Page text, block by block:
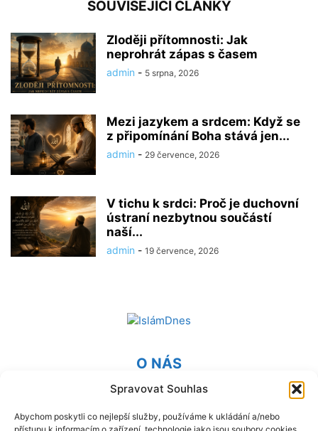
Spravovat Souhlas
Abychom poskytli co nejlepší služby, používáme k ukládání a/nebo
SOUVISEJÍCÍ ČLÁNKY
Zloději přítomnosti: Jak
neprohrát zápas s časem
admin - 5 srpna, 2026
Mezi jazykem a srdcem: Když se
z připomínání Boha stává jen...
admin - 29 července, 2026
V tichu k srdci: Proč je duchovní
ústraní nezbytnou součástí
naší...
admin - 19 července, 2026
O NÁS
Provozovatel webu Islámská nadace v Praze. Blatská 1491
198 00 Praha 9 - Kyje